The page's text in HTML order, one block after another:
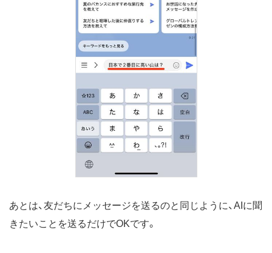
あとは、友だちにメッセージを送るのと同じように、AIに聞
きたいことを送るだけでOKです。